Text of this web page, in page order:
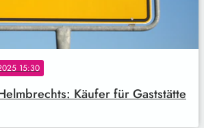
15:30
Käufer für Gaststätte